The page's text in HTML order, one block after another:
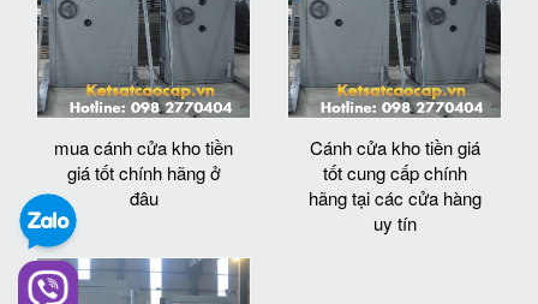
mua cánh cửa kho tiền
giá tốt chính hãng ở
đâu
Cánh cửa kho tiền giá
tốt cung cấp chính
hãng tại các cửa hàng
uy tín